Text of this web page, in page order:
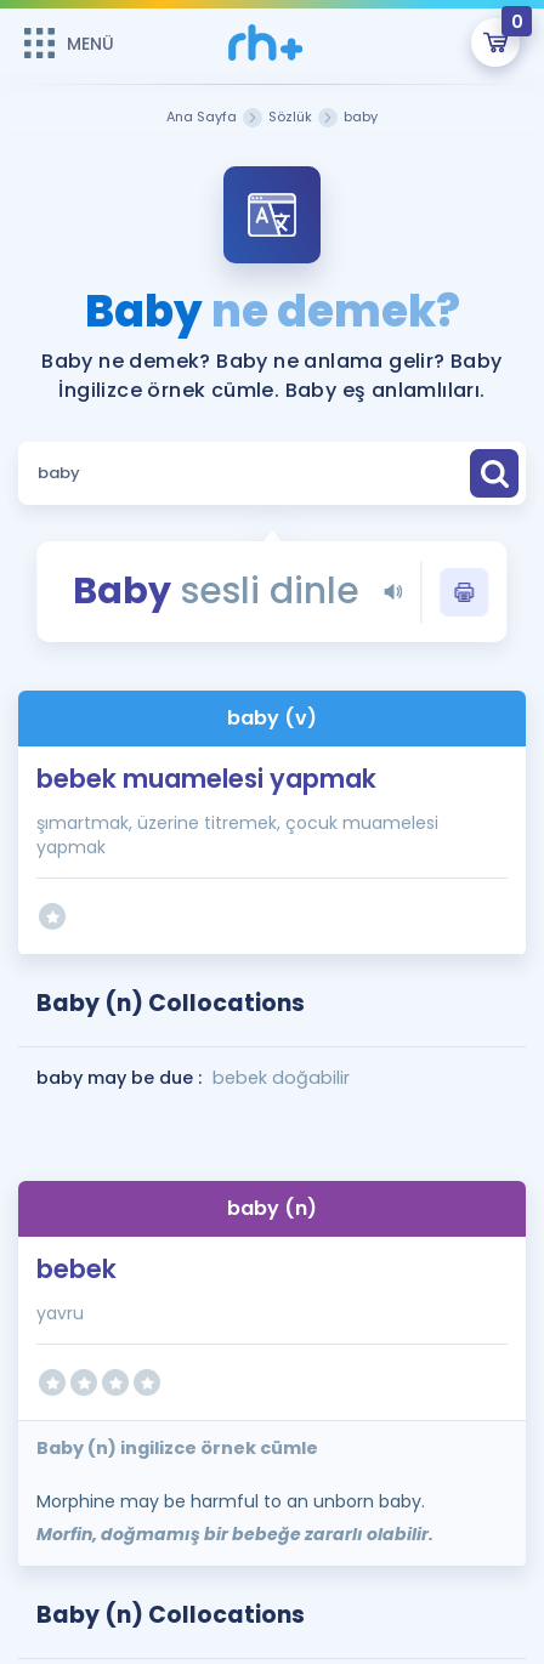
MENÜ
0
ÜYE DEĞİLİM
Sepetin Şu An Boş.
Remzi Hoca ile seni sınava hazırlayacak onlarca eğitim seni
bekliyor!
MENÜ
Katılımcı Görüşleri
Faydalı Araçlar
Sözlük
Rehberlik Aracı
Blog
İngilizce Gramer
Ana Sayfa Sözlük baby
Babyne demek?
Baby ne demek? Baby ne anlama gelir? Baby
İngilizce örnek cümle. Baby eş anlamlıları.
Baby sesli dinle
baby (v)
bebek muamelesi yapmak
şımartmak, üzerine titremek, çocuk muamelesi
yapmak
Baby (n) Collocations
baby may be due : bebek doğabilir
baby (n)
bebek
yavru
Baby (n) ingilizce örnek cümle
Morphine may be harmful to an unborn baby.
Morfin, doğmamış bir bebeğe zararlı olabilir.
Baby (n) Collocations